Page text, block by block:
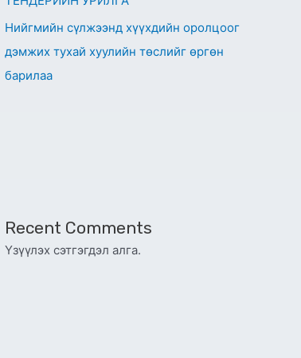
Нийгмийн сүлжээнд хүүхдийн оролцоог
дэмжих тухай хуулийн төслийг өргөн
барилаа
Recent Comments
Үзүүлэх сэтгэгдэл алга.